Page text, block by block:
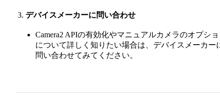
デバイスメーカーに問い合わせ
Camera2 APIの有効化やマニュアルカメラのオプシ
について詳しく知りたい場合は、デバイスメーカー
問い合わせてみてください。